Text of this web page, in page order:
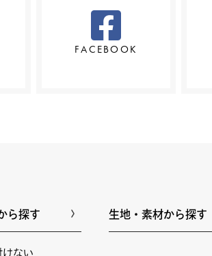
FACEBOOK
ら探す 生地・素材から探す